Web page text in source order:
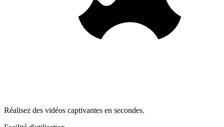
Réalisez des vidéos captivantes en secondes.